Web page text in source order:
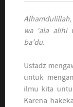
wa 'ala alihi
ba'du.
Ustadz
untuk
ilmu kita
Karena